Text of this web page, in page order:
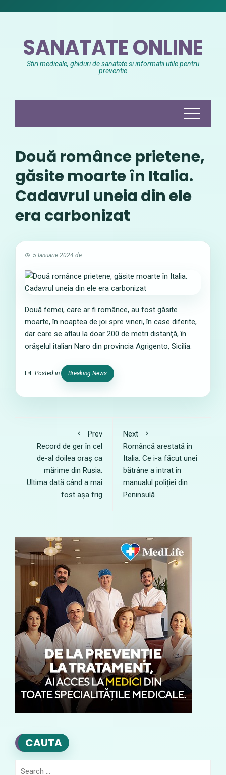
SANATATE ONLINE
Stiri medicale, ghiduri de sanatate si informatii utile pentru
preventie
Două românce prietene,
găsite moarte în Italia.
Cadavrul uneia din ele
era carbonizat
5 Ianuarie 2024 de
Două femei, care ar fi românce, au fost găsite
moarte, în noaptea de joi spre vineri, în case diferite,
dar care se aflau la doar 200 de metri distanţă, în
orăşelul italian Naro din provincia Agrigento, Sicilia.
Posted in Breaking News
Prev
Record de ger în cel
de-al doilea oraș ca
mărime din Rusia.
Ultima dată când a mai
fost așa frig
Next
Româncă arestată în
Italia. Ce i-a făcut unei
bătrâne a intrat în
manualul poliției din
Peninsulă
CAUTA